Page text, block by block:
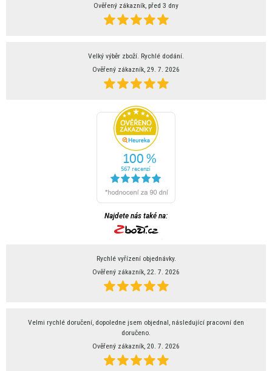
Ověřený zákazník, před 3 dny
Velký výběr zboží. Rychlé dodání.
Ověřený zákazník, 29. 7. 2026
Najdete nás také na:
Rychlé vyřízení objednávky.
Ověřený zákazník, 22. 7. 2026
Velmi rychlé doručení, dopoledne jsem objednal, následující pracovní den
doručeno.
Ověřený zákazník, 20. 7. 2026